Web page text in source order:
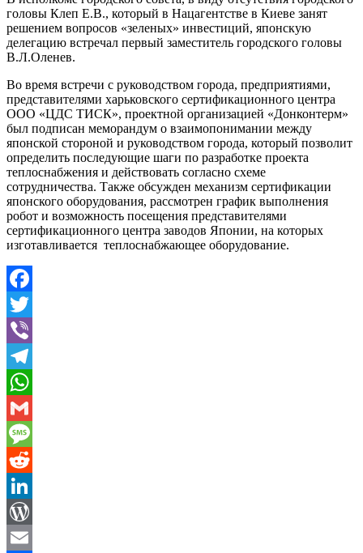
головы Клеп Е.В., который в Нацагентстве в Киеве занят
решением вопросов «зеленых» инвестиций, японскую
делегацию встречал первый заместитель городского головы
В.Л.Оленев.
Во время встречи с руководством города, предприятиями,
представителями харьковского сертификационного центра
ООО «ЦДС ТИСК», проектной организацией «Донконтерм»
был подписан меморандум о взаимопонимании между
японской стороной и руководством города, который позволит
определить последующие шаги по разработке проекта
теплоснабжения и действовать согласно схеме
сотрудничества. Также обсужден механизм сертификации
японского оборудования, рассмотрен график выполнения
робот и возможность посещения представителями
сертификационного центра заводов Японии, на которых
изготавливается теплоснабжающее оборудование.
Facebook
Twitter
Viber
Telegram
WhatsApp
Gmail
Message
Reddit
LinkedIn
WordPress